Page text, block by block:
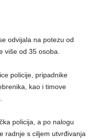
odvijala na potezu od
više od 35 osoba.
policije, pripadnike
kao i timove
policija, a po nalogu
radnje s ciljem utvrđivanja